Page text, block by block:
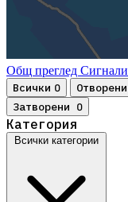
Общ преглед Сигнали
Всички 0 Отворени
Затворени 0
Категория
Всички категории